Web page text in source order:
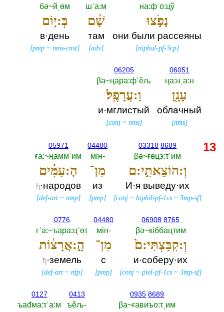
на:фˈо:цў
נָפֹ֣צוּ
они были рассеяны
[niphal-pf-3cp]
шˈа:м
שָׁ֔ם
там
[adv]
бә~йˌөм
בְּ:י֥וֹם
в·день
[prep ~nms-cnst]
06051
ңа:нˌа:н
עָנָ֖ן
облачный
[nms]
06205
βа~ңара:фˈěљ
וַ:עֲרָפֶֽל׃
и·мглистый
[conj~ nms]
03318 8689
βә~ғөцэ:τˈим
וְ:הוֹצֵאתִ֣י:ם
И·я выведу·их
[conj ~hiphil-pf-1cs ~3mp-sf]
04480
мiн-‎
מִן־
из
[prep]
05971
ға:~ңаммˈим
הָ:עַמִּ֗ים
ђ·народов
[def-art~ nmp]
06908 8765
βә~кiббацтим
וְ:קִבַּצְתִּי:ם֙
и·соберу·их
[conj ~piel-pf-1cs ~3mp-sf]
04480
мiн-‎
מִן־
с
[prep]
0776
ғˈа:~ъара:цˈөτ
הָ֣:אֲרָצ֔וֹת
ђ·земель
[def-art~ nfp]
0935 8689
βа~ғавиъо:τˌим
0413
ъěљ-‎
0127
ъаđма:τˈа:м
13